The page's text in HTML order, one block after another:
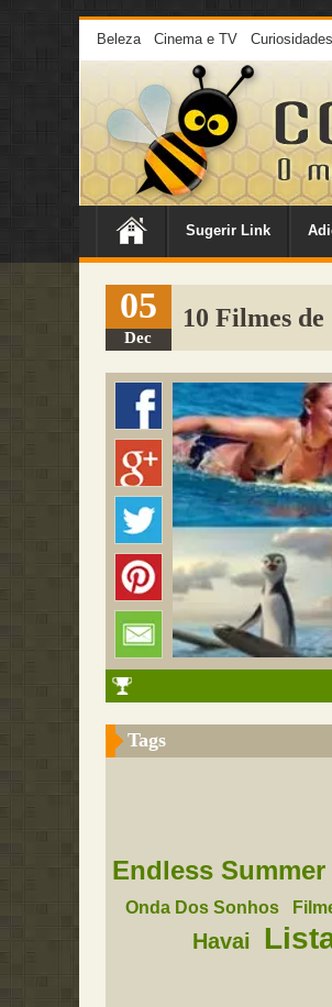
Beleza Cinema e TV Curiosidades
Sugerir Link
05
Dec
10 Filmes
Tags
Endless Summer
Onda Dos Sonhos
Havai